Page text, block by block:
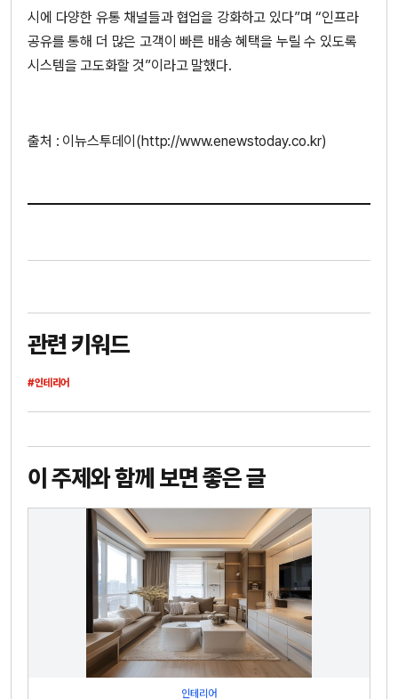
시에 다양한 유통 채널들과 협업을 강화하고 있다”며 “인프라
공유를 통해 더 많은 고객이 빠른 배송 혜택을 누릴 수 있도록
시스템을 고도화할 것”이라고 말했다.
출처 : 이뉴스투데이(http://www.enewstoday.co.kr)
관련 키워드
#인테리어
이 주제와 함께 보면 좋은 글
인테리어